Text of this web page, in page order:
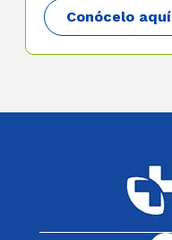
Conócelo aquí